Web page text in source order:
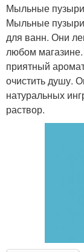
Мыльные пузыри
Мыльные пузыри
для ванн. Они
любом
приятный
очистить душу.
натуральных
раствор.